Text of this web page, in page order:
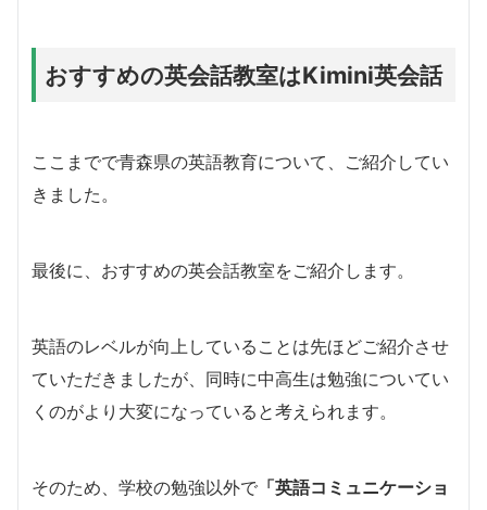
おすすめの英会話教室はKimini英会話
ここまでで青森県の英語教育について、ご紹介してい
きました。
最後に、おすすめの英会話教室をご紹介します。
英語のレベルが向上していることは先ほどご紹介させ
ていただきましたが、同時に中高生は勉強についてい
くのがより大変になっていると考えられます。
そのため、学校の勉強以外で 「英語コミュニケーショ